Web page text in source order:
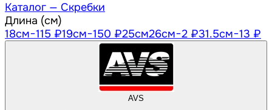
Каталог — Скребки
Длина (см)
18см−115 ₽19см−150 ₽25см26см−2 ₽31.5см−13 ₽
AVS